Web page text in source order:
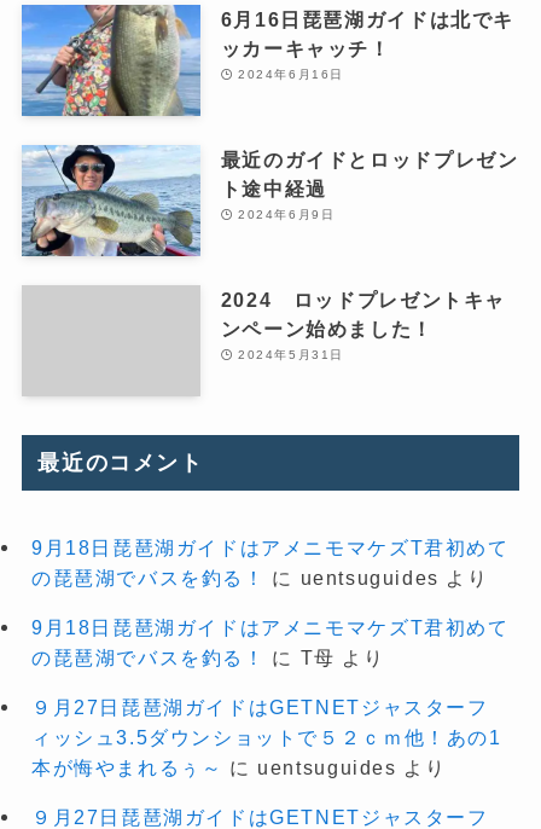
6月16日琵琶湖ガイドは北でキ
ッカーキャッチ！
2024年6月16日
最近のガイドとロッドプレゼン
ト途中経過
2024年6月9日
2024 ロッドプレゼントキャ
ンペーン始めました！
2024年5月31日
最近のコメント
9月18日琵琶湖ガイドはアメニモマケズT君初めて
の琵琶湖でバスを釣る！
に uentsuguides より
9月18日琵琶湖ガイドはアメニモマケズT君初めて
の琵琶湖でバスを釣る！
に T母 より
９月27日琵琶湖ガイドはGETNETジャスターフ
ィッシュ3.5ダウンショットで５２ｃｍ他！あの1
本が悔やまれるぅ～
に uentsuguides より
９月27日琵琶湖ガイドはGETNETジャスターフ